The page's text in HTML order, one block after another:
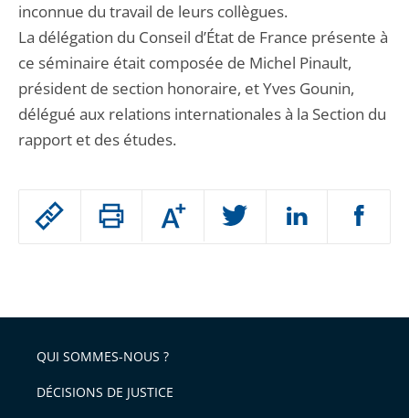
Passer
arriver
après
Augmenter
ou
l'article
pour
inconnue du travail de leurs collègues.
La délégation du Conseil d’État de France présente à
ce séminaire était composée de Michel Pinault,
président de section honoraire, et Yves Gounin,
délégué aux relations internationales à la Section du
rapport et des études.
QUI SOMMES-NOUS ?
DÉCISIONS DE JUSTICE